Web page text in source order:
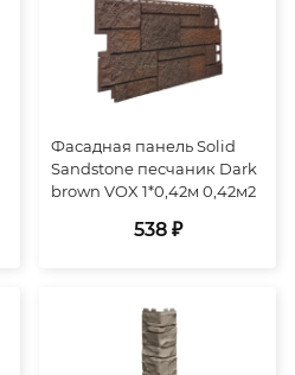
Фасадная панель Solid
Sandstone песчаник Dark
brown VOX 1*0,42м 0,42м2
538 ₽